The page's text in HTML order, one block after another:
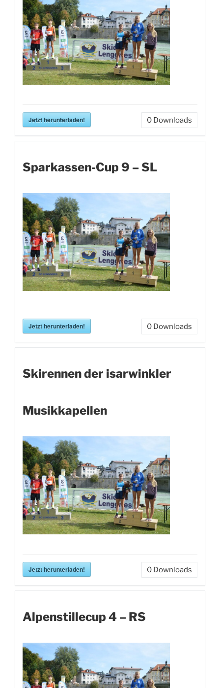
Jetzt herunterladen! 0 Downloads
Sparkassen-Cup 9 – SL
Jetzt herunterladen! 0 Downloads
Skirennen der isarwinkler
Musikkapellen
Jetzt herunterladen! 0 Downloads
Alpenstillecup 4 – RS